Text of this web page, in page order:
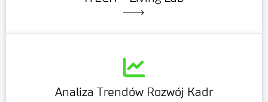
Analiza Trendów Rozwój Kadr